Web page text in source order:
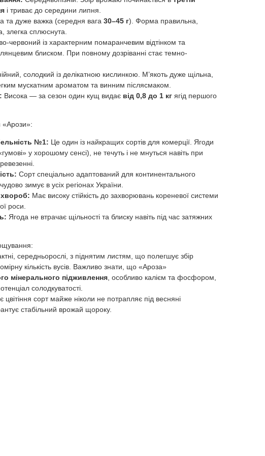
і триває до середини липня.
та дуже важка (середня вага 30–45 г). Форма правильна,
злегка сплюснута.
червоний із характерним помаранчевим відтінком та
блиском. При повному дозріванні стає темно-
солодкий із делікатною кислинкою. М’якоть дуже щільна,
мускатним ароматом та винним післясмаком.
Висока — за сезон один кущ видає від 0,8 до 1 кг ягід першого
«Арози»:
№1: Це один із найкращих сортів для комерції. Ягоди
у хорошому сенсі), не течуть і не мнуться навіть при
Сорт спеціально адаптований для континентального
зимує в усіх регіонах України.
хвороб: Має високу стійкість до захворювань кореневої системи
роси.
Ягода не втрачає щільності та блиску навіть під час затяжних
середньорослі, з піднятим листям, що полегшує збір
кількість вусів. Важливо знати, що «Ароза»
мінерального підживлення, особливо калієм та фосфором,
солодкуватості.
цвітіння сорт майже ніколи не потрапляє під весняні
стабільний врожай щороку.